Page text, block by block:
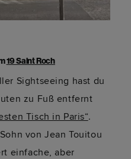
19 Saint Roch
Sightseeing hast du
zu Fuß entfernt
Tisch in Paris“.
von Jean Touitou
einfache, aber